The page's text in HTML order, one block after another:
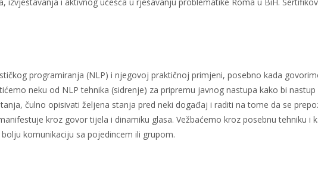
programiranja (NLP) i njegovoj praktičnoj primjeni, posebno kada
neku od NLP tehnika (sidrenje) za pripremu javnog nastupa kako bi
čulno opisivati željena stanja pred neki događaj i raditi na tome da se
kroz govor tijela i dinamiku glasa. Vežbaćemo kroz posebnu tehniku i
komunikaciju sa pojedincem ili grupom.